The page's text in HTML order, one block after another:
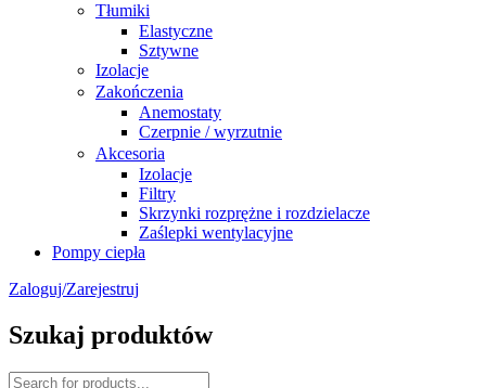
Tłumiki
Elastyczne
Sztywne
Izolacje
Zakończenia
Anemostaty
Czerpnie / wyrzutnie
Akcesoria
Izolacje
Filtry
Skrzynki rozprężne i rozdzielacze
Zaślepki wentylacyjne
Pompy ciepła
Zaloguj/Zarejestruj
Szukaj produktów